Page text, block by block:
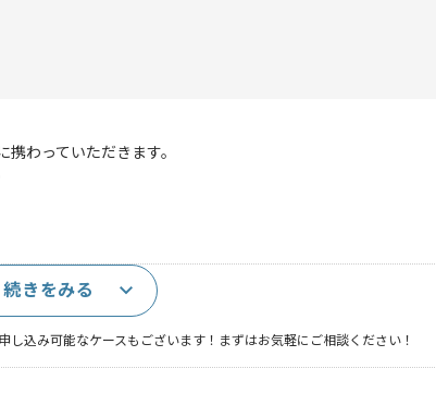
わっていただきます。
込み可能なケースもございます！まずはお気軽にご相談ください！
続きをみる